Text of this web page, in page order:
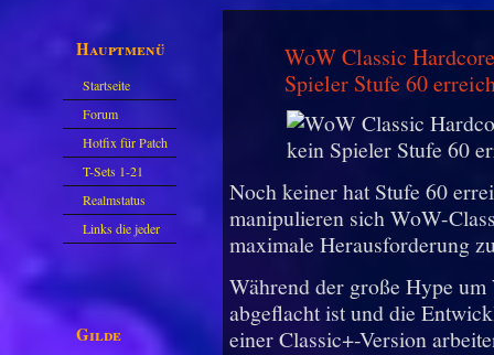
Hauptmenü
Startseite
Forum
Hotfix für Patch
11.X
T-Sets 1-21
Realmstatus
Links die jeder
Gilde
WoW Classic
Spieler Stufe 60
Noch keiner hat Stufe 60
manipulieren sich WoW-
maximale Herausforderung
Während der große Hype
abgeflacht ist und die
einer Classic+-Version